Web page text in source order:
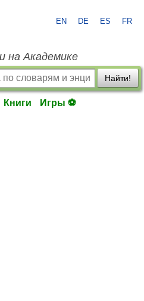
EN DE ES FR
на Академике
Найти!
Книги Игры ⚽